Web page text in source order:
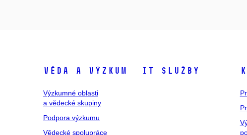
Věda a výzkum
Výzkumné oblasti
a vědecké skupiny
Podpora výzkumu
Vědecké spolupráce
IT služby